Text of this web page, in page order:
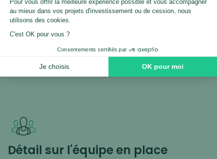
production avec l'atelier externalisé, SAV) :
15h/semaine maximum
animation des réseaux sociaux (
Instagram uniquement)
<5h/mois
Détail sur l'équipe en place